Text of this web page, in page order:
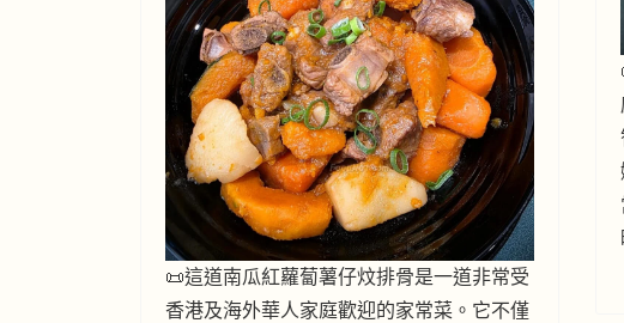
📜這道南瓜紅蘿蔔薯仔炆排骨是一道非常受
香港及海外華人家庭歡迎的家常菜。它不僅